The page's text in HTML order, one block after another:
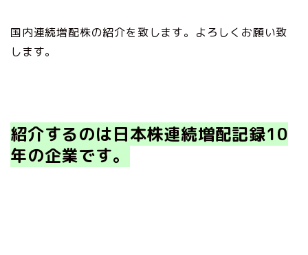
国内連続増配株の紹介を致します。よろしくお願い致
します。
紹介するのは日本株連続増配記録10
年の企業です。